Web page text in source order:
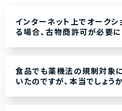
インターネット上でオークシ
る場合、古物商許可が必要に
食品でも薬機法の規制対象
いたのですが、本当でしょうか